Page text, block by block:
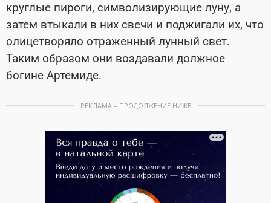
круглые пироги, символизирующие луну, а
затем втыкали в них свечи и поджигали их, что
олицетворяло отраженный лунный свет.
Таким образом они воздавали должное
богине Артемиде.
РЕКЛАМА – ПРОДОЛЖЕНИЕ НИЖЕ